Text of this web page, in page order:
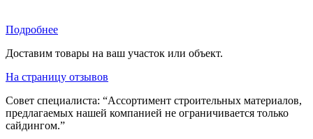
Подробнее
Доставим товары на ваш участок или объект.
На страницу отзывов
Совет специалиста: “Ассортимент строительных материалов,
предлагаемых нашей компанией не ограничивается только
сайдингом.”